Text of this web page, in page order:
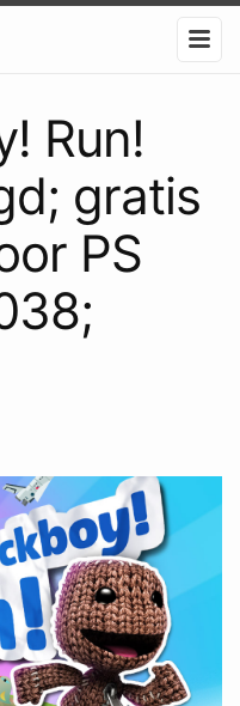
Run!
gratis
PS